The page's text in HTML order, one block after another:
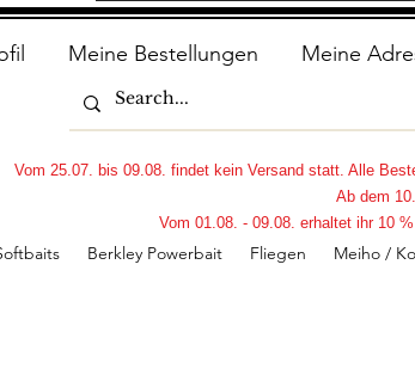
Meine Bestellungen Meine
Berkley Powerbait Fliegen Meiho /
Vom 25.07. bis 09.08. findet kein Versand statt. Alle
Ab dem
Vom 01.08. - 09.08. erhaltet ihr 10